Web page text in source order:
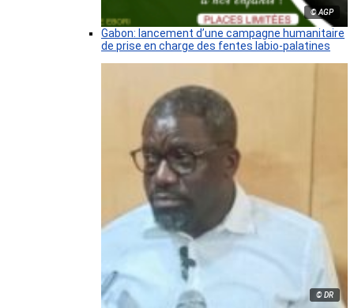
© AGP
Gabon: lancement d’une campagne humanitaire
de prise en charge des fentes labio-palatines
© DR